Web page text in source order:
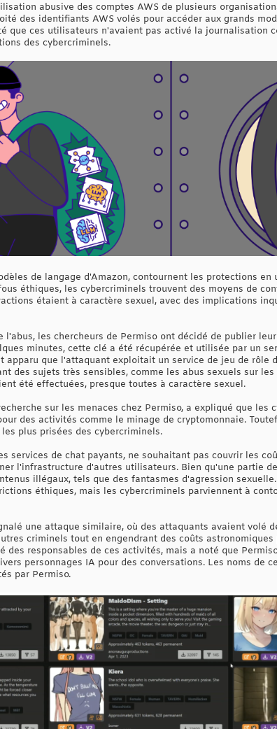
abusive des comptes AWS de plusieurs
des identifiants AWS volés pour accéder aux grands
que ces utilisateurs n'avaient pas activé la journalisation
des cybercriminels.
de langage d'Amazon, contournent les protections
éthiques, les cybercriminels trouvent des moyens de
étaient à caractère sexuel, avec des implications
l'abus, les chercheurs de Permiso ont décidé de publier
minutes, cette clé a été récupérée et utilisée par un
apparu que l'attaquant exploitait un service de jeu de rôle
des sujets très sensibles, comme les abus sexuels sur
été effectuées, presque toutes à caractère sexuel.
sur les menaces chez Permiso, a expliqué que
des activités comme le minage de cryptomonnaie.
plus prisées des cybercriminels.
services de chat payants, ne souhaitant pas couvrir les
l'infrastructure d'autres utilisateurs. Bien qu'une partie
illégaux, tels que des fantasmes d'agression
éthiques, mais les cybercriminels parviennent à
une attaque similaire, où des attaquants avaient volé
criminels tout en engendrant des coûts
des responsables de ces activités, mais a noté que
personnages IA pour des conversations. Les noms de
par Permiso.